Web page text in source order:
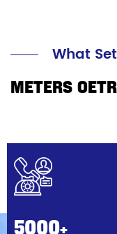
What
METERS
5000+